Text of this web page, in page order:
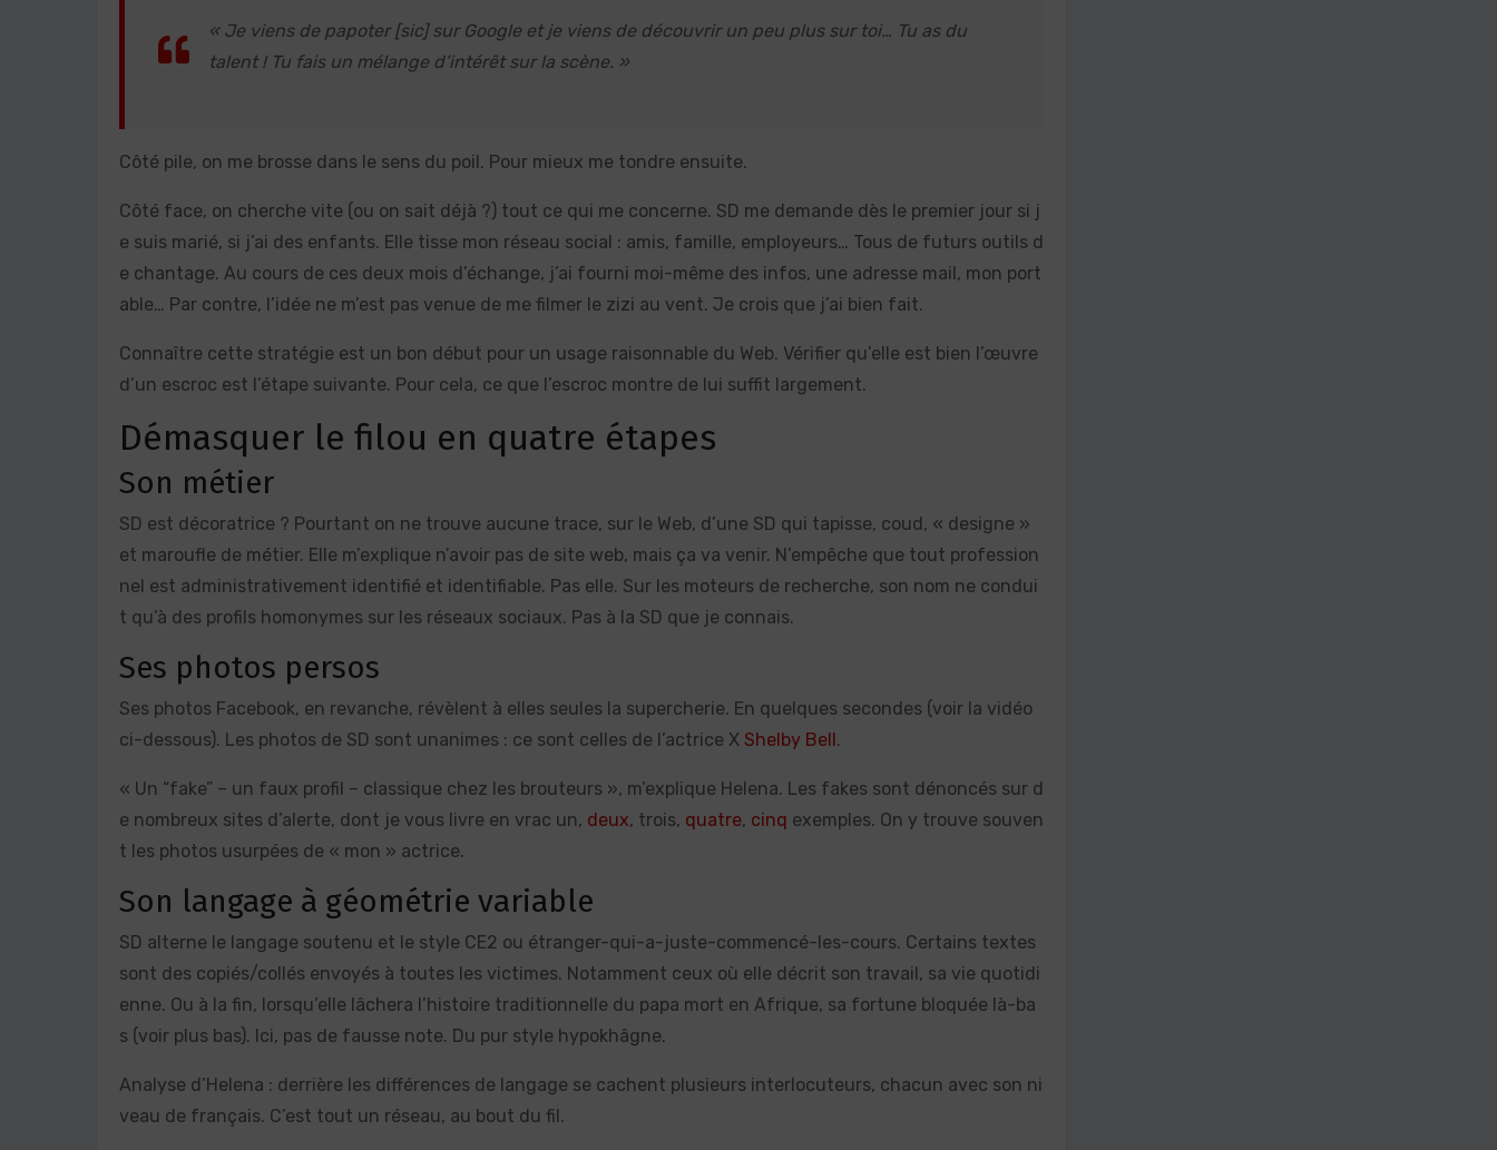
« Je viens de papoter [sic] sur Google et je viens de découvrir un peu plus sur toi… Tu as du
talent ! Tu fais un mélange d’intérêt sur la scène. »
Côté pile, on me brosse dans le sens du poil. Pour mieux me tondre ensuite.
Côté face, on cherche vite (ou on sait déjà ?) tout ce qui me concerne. SD me demande dès le premier jour si j
e suis marié, si j’ai des enfants. Elle tisse mon réseau social : amis, famille, employeurs… Tous de futurs outils d
e chantage. Au cours de ces deux mois d’échange, j’ai fourni moi-même des infos, une adresse mail, mon port
able… Par contre, l’idée ne m’est pas venue de me filmer le zizi au vent. Je crois que j’ai bien fait.
Connaître cette stratégie est un bon début pour un usage raisonnable du Web. Vérifier qu’elle est bien l’œuvre
d’un escroc est l’étape suivante. Pour cela, ce que l’escroc montre de lui suffit largement.
Démasquer le filou en quatre étapes
Son métier
SD est décoratrice ? Pourtant on ne trouve aucune trace, sur le Web, d’une SD qui tapisse, coud, « designe »
et maroufle de métier. Elle m’explique n’avoir pas de site web, mais ça va venir. N’empêche que tout profession
nel est administrativement identifié et identifiable. Pas elle. Sur les moteurs de recherche, son nom ne condui
t qu’à des profils homonymes sur les réseaux sociaux. Pas à la SD que je connais.
Ses photos persos
Ses photos Facebook, en revanche, révèlent à elles seules la supercherie. En quelques secondes (voir la vidéo
ci-dessous). Les photos de SD sont unanimes : ce sont celles de l’actrice X Shelby Bell.
« Un “fake” – un faux profil – classique chez les brouteurs », m’explique Helena. Les fakes sont dénoncés sur d
e nombreux sites d’alerte, dont je vous livre en vrac un, deux, trois, quatre, cinq exemples. On y trouve souven
t les photos usurpées de « mon » actrice.
Son langage à géométrie variable
SD alterne le langage soutenu et le style CE2 ou étranger-qui-a-juste-commencé-les-cours. Certains textes
sont des copiés/collés envoyés à toutes les victimes. Notamment ceux où elle décrit son travail, sa vie quotidi
enne. Ou à la fin, lorsqu’elle lâchera l’histoire traditionnelle du papa mort en Afrique, sa fortune bloquée là-ba
s (voir plus bas). Ici, pas de fausse note. Du pur style hypokhâgne.
Analyse d’Helena : derrière les différences de langage se cachent plusieurs interlocuteurs, chacun avec son ni
veau de français. C’est tout un réseau, au bout du fil.